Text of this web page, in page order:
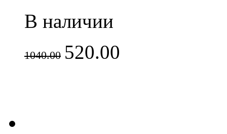
В наличии
1040.00 520.00